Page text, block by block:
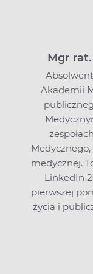
Mgr
Akademii
medycznej.
LinkedIn
pierwszej
życia i